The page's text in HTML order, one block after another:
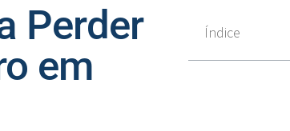
Perder
em
Índice